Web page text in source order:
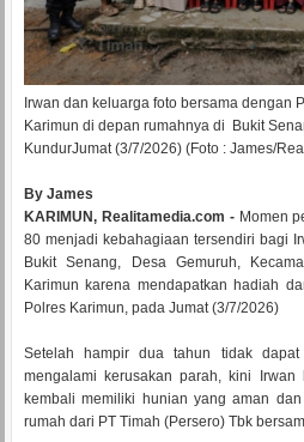
Irwan dan keluarga foto bersama dengan
Karimun di depan rumahnya di Bukit
KundurJumat (3/7/2026) (Foto : James/
By James
KARIMUN, Realitamedia.com -Momen
80 menjadi kebahagiaan tersendiri bagi
Bukit Senang, Desa Gemuruh,
Karimun karena mendapatkan hadiah
Polres Karimun, pada Jumat (3/7/2026)
Setelah hampir dua tahun tidak dapat
mengalami kerusakan parah, kini Irwan
kembali memiliki hunian yang aman
rumah dari PT Timah (Persero) Tbk